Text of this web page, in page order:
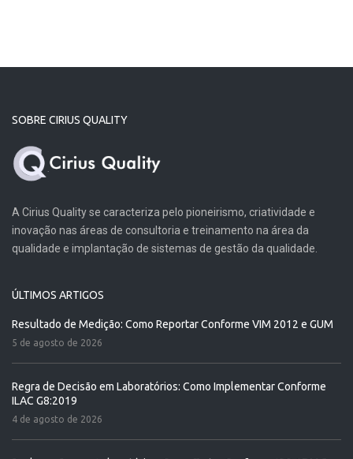
SOBRE CIRIUS QUALITY
A Cirius Quality se caracteriza pelo pioneirismo, criatividade e
inovação nas áreas de consultoria e treinamento na área da
qualidade e implantação de sistemas de gestão da qualidade.
ÚLTIMOS ARTIGOS
Resultado de Medição: Como Reportar Conforme VIM 2012 e GUM
5 de agosto de 2026
Regra de Decisão em Laboratórios: Como Implementar Conforme
ILAC G8:2019
4 de agosto de 2026